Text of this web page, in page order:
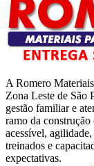
A Romero
Zona Leste de São
gestão familiar e
ramo da
acessível,
treinados e
expectativas.